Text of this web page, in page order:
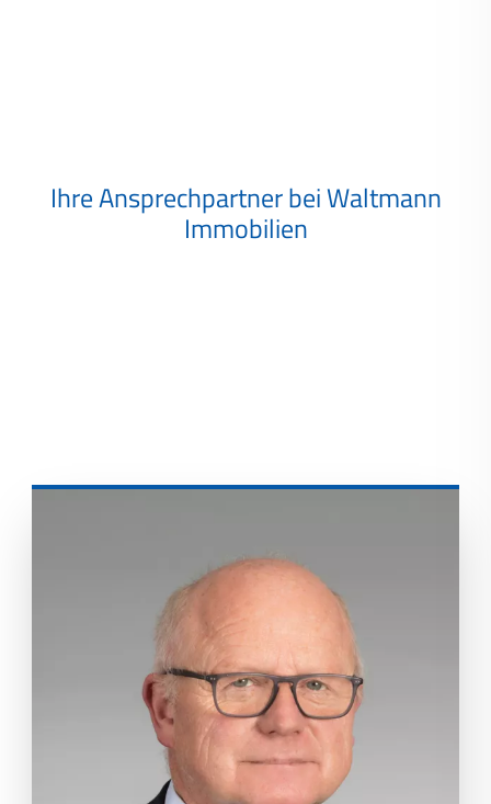
Ihre Ansprechpartner bei Waltmann
Immobilien